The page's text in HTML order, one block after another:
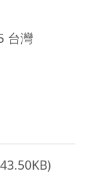
台灣